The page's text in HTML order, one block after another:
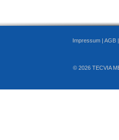
Impressum | AGB
© 2026 TECVIA